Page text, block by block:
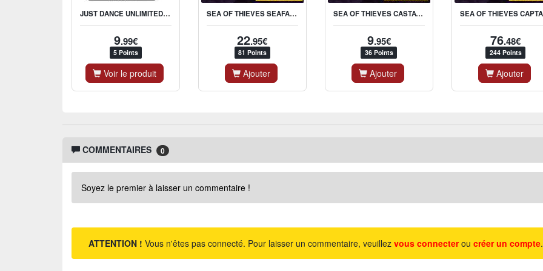
JUST DANCE UNLIMITED - 3 MONTHS SUBSCRIPTION
9.99€
5 Points
Voir le produit
SEA OF THIEVES SEAFARER’S ANCIENT COIN PACK – 1000 COINS
22.95€
81 Points
Ajouter
SEA OF THIEVES CASTAWAY’S ANCIENT COIN PACK – 550 COINS
9.95€
36 Points
Ajouter
76.48€
244 Points
Ajouter
COMMENTAIRES 0
Soyez le premier à laisser un commentaire !
ATTENTION ! Vous n'êtes pas connecté. Pour laisser un commentaire, veuillez vous connecterou créer un compte.